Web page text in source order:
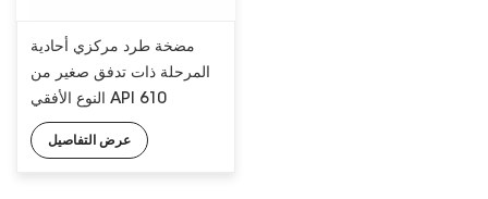
مضخة طرد مركزي أحادية
المرحلة ذات تدفق صغير من
النوع الأفقي API 610
عرض التفاصيل